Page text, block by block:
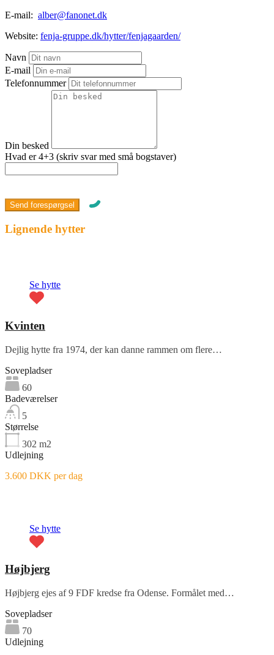
E-mail: alber@fanonet.dk
Website: fenja-gruppe.dk/hytter/fenjagaarden/
Navn
E-mail
Telefonnummer
Din besked
Hvad er 4+3 (skriv svar med små bogstaver)
Lignende hytter
Se hytte
Kvinten
Dejlig hytte fra 1974, der kan danne rammen om flere…
Sovepladser
60
Badeværelser
5
Størrelse
302 m2
Udlejning
3.600 DKK per dag
Se hytte
Højbjerg
Højbjerg ejes af 9 FDF kredse fra Odense. Formålet med…
Sovepladser
70
Udlejning